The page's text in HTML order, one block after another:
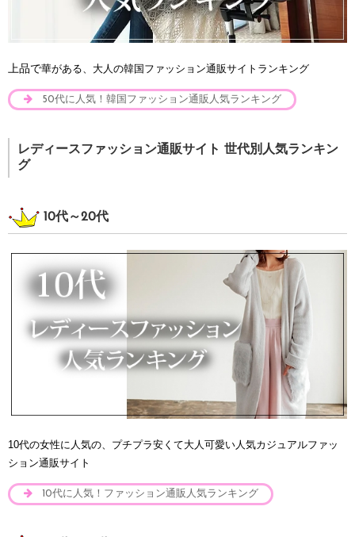
上品で華がある、大人の韓国ファッション通販サイトランキング
50代に人気！韓国ファッション通販人気ランキング
レディースファッション通販サイト 世代別人気ランキン
グ
10代～20代
10代の女性に人気の、プチプラ安くて大人可愛い人気カジュアルファッ
ション通販サイト
10代に人気！ファッション通販人気ランキング